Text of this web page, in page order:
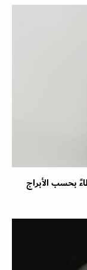
بحسب الأبراج